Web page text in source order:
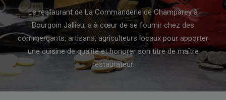
Le restaurant de La Commanderie de Champarey à
Bourgoin Jallieu, a à cœur de se fournir chez des
commerçants, artisans, agriculteurs locaux pour apporter
une cuisine de qualité et honorer son titre de maître
restaurateur.